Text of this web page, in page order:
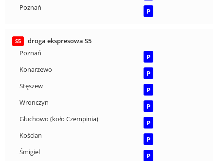
Poznań
P
S5
droga ekspresowa S5
Poznań
P
Konarzewo
P
Stęszew
P
Wronczyn
P
Głuchowo (koło Czempinia)
P
Kościan
P
Śmigiel
P